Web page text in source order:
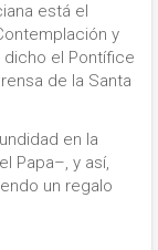
está el
y
dicho el Pontífice
de la Santa
en la
Papa–, y así,
un regalo